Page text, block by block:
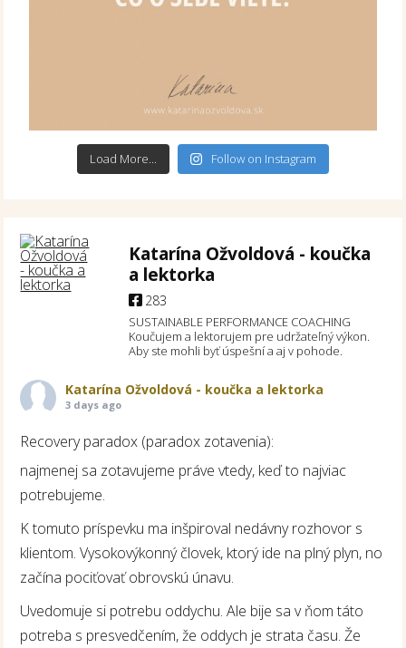
Load More... Follow on Instagram
Katarína Ožvoldová - koučka
a lektorka
283
SUSTAINABLE PERFORMANCE COACHING
Koučujem a lektorujem pre udržateľný výkon.
Aby ste mohli byť úspešní a aj v pohode.
Katarína Ožvoldová - koučka a lektorka
3 days ago
Recovery paradox (paradox zotavenia):
najmenej sa zotavujeme práve vtedy, keď to najviac
potrebujeme.
K tomuto príspevku ma inšpiroval nedávny rozhovor s
klientom. Vysokovýkonný človek, ktorý ide na plný plyn, no
začína pociťovať obrovskú únavu.
Uvedomuje si potrebu oddychu. Ale bije sa v ňom táto
potreba s presvedčením, že oddych je strata času. Že